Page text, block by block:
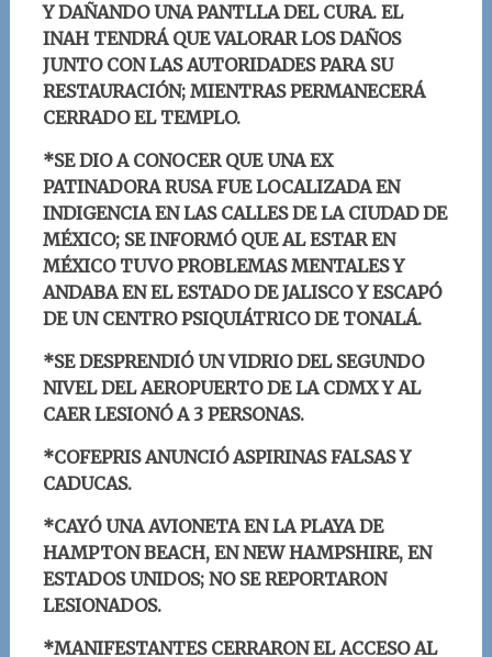
Y DAÑANDO UNA PANTLLA DEL CURA. EL
INAH TENDRÁ QUE VALORAR LOS DAÑOS
JUNTO CON LAS AUTORIDADES PARA SU
RESTAURACIÓN; MIENTRAS PERMANECERÁ
CERRADO EL TEMPLO.
*SE DIO A CONOCER QUE UNA EX
PATINADORA RUSA FUE LOCALIZADA EN
INDIGENCIA EN LAS CALLES DE LA CIUDAD DE
MÉXICO; SE INFORMÓ QUE AL ESTAR EN
MÉXICO TUVO PROBLEMAS MENTALES Y
ANDABA EN EL ESTADO DE JALISCO Y ESCAPÓ
DE UN CENTRO PSIQUIÁTRICO DE TONALÁ.
*SE DESPRENDIÓ UN VIDRIO DEL SEGUNDO
NIVEL DEL AEROPUERTO DE LA CDMX Y AL
CAER LESIONÓ A 3 PERSONAS.
*COFEPRIS ANUNCIÓ ASPIRINAS FALSAS Y
CADUCAS.
*CAYÓ UNA AVIONETA EN LA PLAYA DE
HAMPTON BEACH, EN NEW HAMPSHIRE, EN
ESTADOS UNIDOS; NO SE REPORTARON
LESIONADOS.
*MANIFESTANTES CERRARON EL ACCESO AL